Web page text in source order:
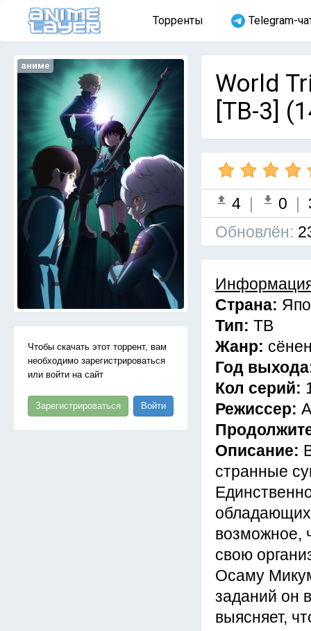
Торренты Telegram-
аниме
Чтобы скачать этот торрент, вам
необходимо зарегистрироваться
или войти на сайт
Зарегистрироваться Войти
World
[ТВ-3]
4 | 0 |
Обновлён:
Страна:
Тип: ТВ
Жанр:
Год
Кол серий:
Режиссер:
Описание:
странные
возможное,
свою
Осаму
заданий он
выясняет,